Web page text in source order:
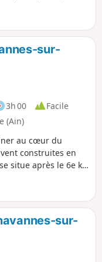
sur-
3h 00
Facile
(Ain)
au cœur du
construites en
situe après le 6e km
le bâti
un ensemble
aux XIe ou XIIe
du
de l'ordre
Domaine privé !
sur-